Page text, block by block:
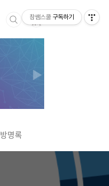
▶
방명록
참쌤스쿨 구독하기